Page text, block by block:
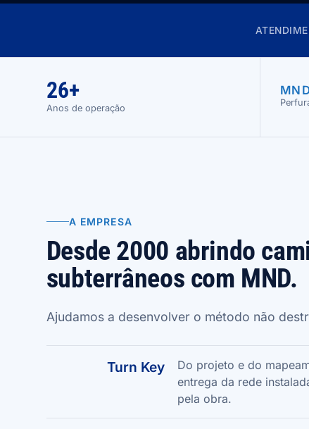
26+
Anos de operação
A EMPRESA
Desde 2000 abrindo
subterrâneos com MND.
Ajudamos a desenvolver o método não
Turn Key
Do projeto e do
entrega da rede
pela obra.